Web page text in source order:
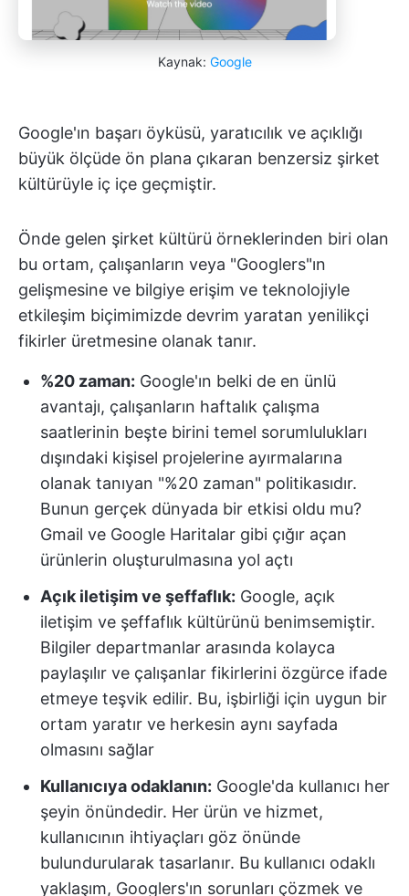
Kaynak: Google
Google'ın başarı öyküsü, yaratıcılık ve açıklığı
büyük ölçüde ön plana çıkaran benzersiz şirket
kültürüyle iç içe geçmiştir.
Önde gelen şirket kültürü örneklerinden biri olan
bu ortam, çalışanların veya "Googlers"ın
gelişmesine ve bilgiye erişim ve teknolojiyle
etkileşim biçimimizde devrim yaratan yenilikçi
fikirler üretmesine olanak tanır.
%20 zaman: Google'ın belki de en ünlü
avantajı, çalışanların haftalık çalışma
saatlerinin beşte birini temel sorumlulukları
dışındaki kişisel projelerine ayırmalarına
olanak tanıyan "%20 zaman" politikasıdır.
Bunun gerçek dünyada bir etkisi oldu mu?
Gmail ve Google Haritalar gibi çığır açan
ürünlerin oluşturulmasına yol açtı
Açık iletişim ve şeffaflık: Google, açık
iletişim ve şeffaflık kültürünü benimsemiştir.
Bilgiler departmanlar arasında kolayca
paylaşılır ve çalışanlar fikirlerini özgürce ifade
etmeye teşvik edilir. Bu, işbirliği için uygun bir
ortam yaratır ve herkesin aynı sayfada
olmasını sağlar
Kullanıcıya odaklanın: Google'da kullanıcı her
şeyin önündedir. Her ürün ve hizmet,
kullanıcının ihtiyaçları göz önünde
bulundurularak tasarlanır. Bu kullanıcı odaklı
yaklaşım, Googlers'ın sorunları çözmek ve